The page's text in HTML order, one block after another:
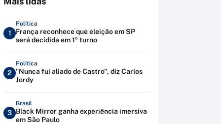
1
Política
França reconhece que eleição em SP
será decidida em 1º turno
2
Política
"Nunca fui aliado de Castro", diz Carlos
Jordy
3
Brasil
Black Mirror ganha experiência imersiva
em São Paulo